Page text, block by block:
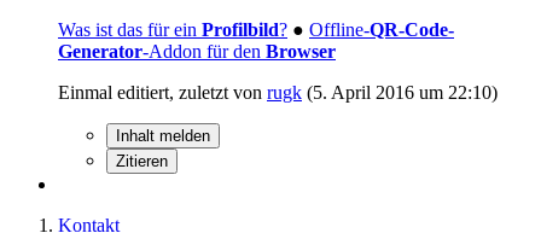
Was ist das für ein Profilbild? ● Offline-QR-Code-
Generator-Addon für den Browser
Einmal editiert, zuletzt von rugk (5. April 2016 um 22:10)
Inhalt melden
Zitieren
Kontakt